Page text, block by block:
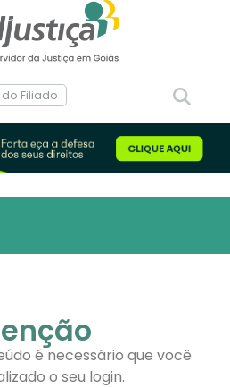
Filiado
é necessário que você
o seu login.